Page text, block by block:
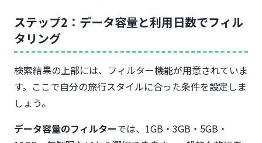
ステップ2：データ容量と利用日数でフィル
タリング
検索結果の上部には、フィルター機能が用意されていま
す。ここで自分の旅行スタイルに合った条件を設定しま
しょう。
データ容量のフィルターでは、1GB・3GB・5GB・